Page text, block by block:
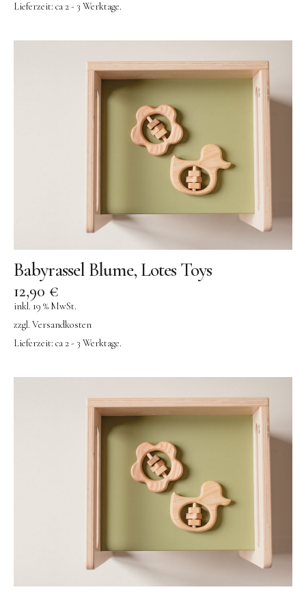
Lieferzeit: ca 2 - 3 Werktage.
Babyrassel Blume, Lotes Toys
12,90 €
inkl. 19 % MwSt.
zzgl. Versandkosten
Lieferzeit: ca 2 - 3 Werktage.